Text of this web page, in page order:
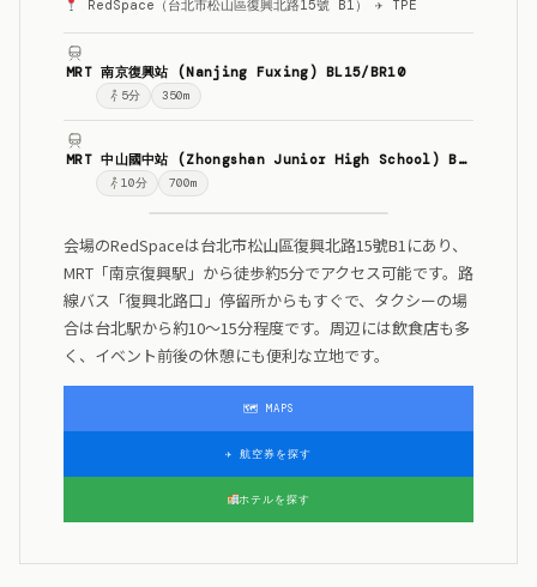
RedSpace（台北市松山區復興北路15號 B1） ✈ TPE
MRT 南京復興站 (Nanjing Fuxing) BL15/BR10
5分 350m
MRT 中山國中站 (Zhongshan Junior High School) BR9
10分 700m
会場のRedSpaceは台北市松山區復興北路15號B1にあり、
MRT「南京復興駅」から徒歩約5分でアクセス可能です。路
線バス「復興北路口」停留所からもすぐで、タクシーの場
合は台北駅から約10〜15分程度です。周辺には飲食店も多
く、イベント前後の休憩にも便利な立地です。
🗺 MAPS
✈ 航空券を探す
ホテルを探す